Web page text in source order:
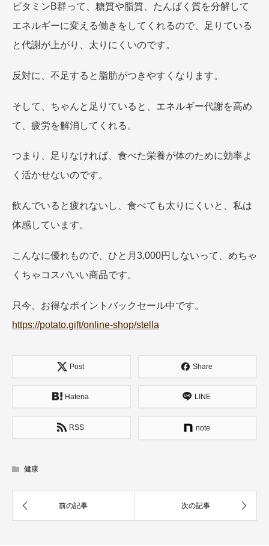
ビタミンB群って、糖質や脂質、たんぱく質を分解して
エネルギーに変える働きをしてくれるので、足りている
と代謝が上がり、太りにくいのです。
反対に、不足すると脂肪がつきやすくなります。
そして、ちゃんと足りていると、エネルギー代謝を高め
て、疲労を解消してくれる。
つまり、足りなければ、食べた栄養が体のために効率よ
く活かせないのです。
飲んでいると疲れないし、食べても太りにくいと、私は
体感しています。
こんなに優れもので、ひと月3,000円しないって、めちゃ
くちゃコスパいい商品です。
只今、お得なポイントバックセール中です。
https://potato.gift/online-shop/stella
Post Share
Hatena LINE
RSS note
健康